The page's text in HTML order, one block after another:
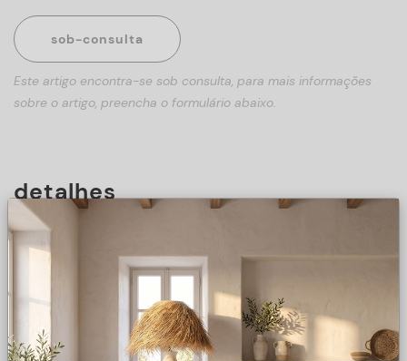
sob-consulta
Este artigo encontra-se sob consulta, para mais informações
sobre o artigo, preencha o formulário abaixo.
detalhes
DESCRIÇÃO